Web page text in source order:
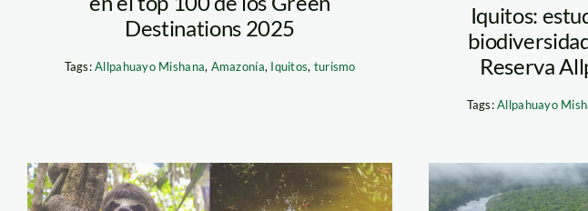
Destinations 2025
Tags:Allpahuayo Mishana, Amazonía, Iquitos, turismo
Iquitos:
Reserva
Tags:Allpahuayo